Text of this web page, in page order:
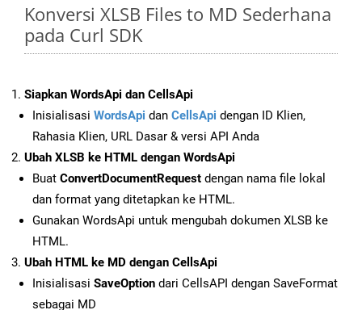
Konversi XLSB Files to MD Sederhana
pada Curl SDK
Siapkan WordsApi dan CellsApi
Inisialisasi WordsApi dan CellsApi dengan ID Klien,
Rahasia Klien, URL Dasar & versi API Anda
Ubah XLSB ke HTML dengan WordsApi
Buat ConvertDocumentRequest dengan nama file lokal
dan format yang ditetapkan ke HTML.
Gunakan WordsApi untuk mengubah dokumen XLSB ke
HTML.
Ubah HTML ke MD dengan CellsApi
Inisialisasi SaveOption dari CellsAPI dengan SaveFormat
sebagai MD